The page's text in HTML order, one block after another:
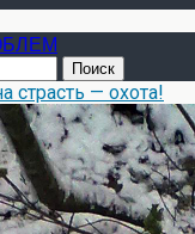
страсть — охота!